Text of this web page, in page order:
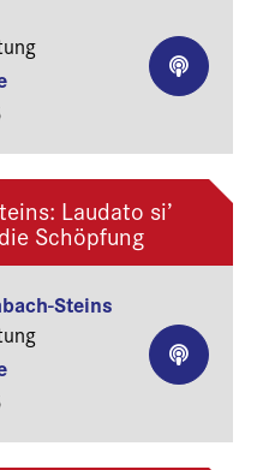
Laudato si’
Schöpfung
Steins